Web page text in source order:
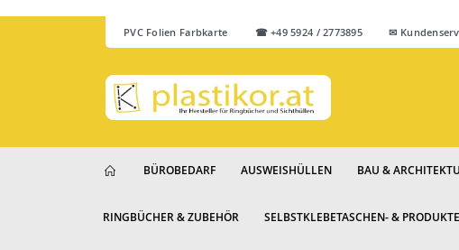
PVC Folien Farbkarte ☎ +49 5924 / 2773895 ✉
BÜROBEDARF AUSWEISHÜLLEN BAU &
RINGBÜCHER & ZUBEHÖR SELBSTKLEBETASCHEN- & PRODUKTE